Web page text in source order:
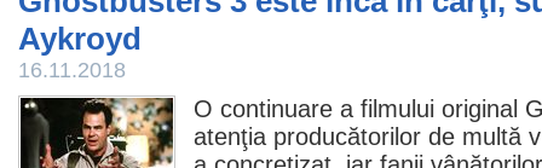
Aykroyd
16.11.2018
O continuare a filmului original
atenţia producătorilor de multă